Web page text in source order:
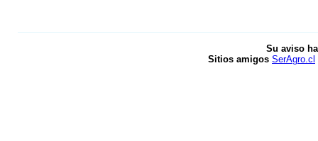
Su aviso
Sitios amigos SerAgro.cl